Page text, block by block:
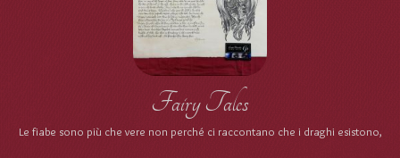
Fairy Tales
Le fiabe sono più che vere non perché ci raccontano che i draghi esistono,